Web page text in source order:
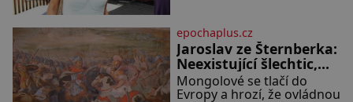
Ale kdo by doufal, že horká
zem u herečky ze seriálu
Ulice a režiséra vychladne,
epochaplus.cz
Jaroslav ze Šternberka:
Neexistující šlechtic,
který z Moravy vyžene
Mongoly
Mongolové se tlačí do
Evropy a hrozí, že ovládnou